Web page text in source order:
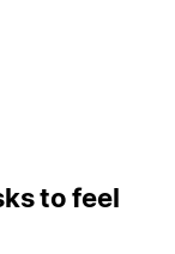
to feel